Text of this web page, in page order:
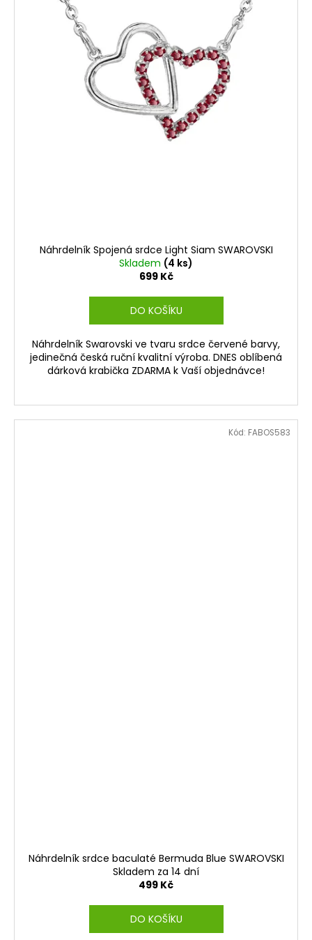
Náhrdelník Spojená srdce Light Siam SWAROVSKI
Skladem (4 ks)
699 Kč
DO KOŠÍKU
Náhrdelník Swarovski ve tvaru srdce červené barvy,
jedinečná česká ruční kvalitní výroba. DNES oblíbená
dárková krabička ZDARMA k Vaší objednávce!
Náhrdelník srdce baculaté Bermuda Blue SWAROVSKI
Skladem za 14 dní
499 Kč
DO KOŠÍKU
Kód: FABOS583